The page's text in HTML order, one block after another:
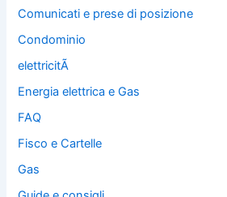
Comunicati e prese di posizione
Condominio
elettricitÃ
Energia elettrica e Gas
FAQ
Fisco e Cartelle
Gas